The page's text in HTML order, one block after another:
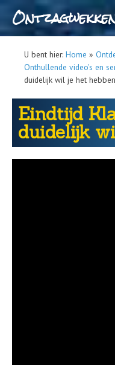
U bent hier: Home »
Onthullende video's en
duidelijk wil je het
Eindtijd
duidelijk